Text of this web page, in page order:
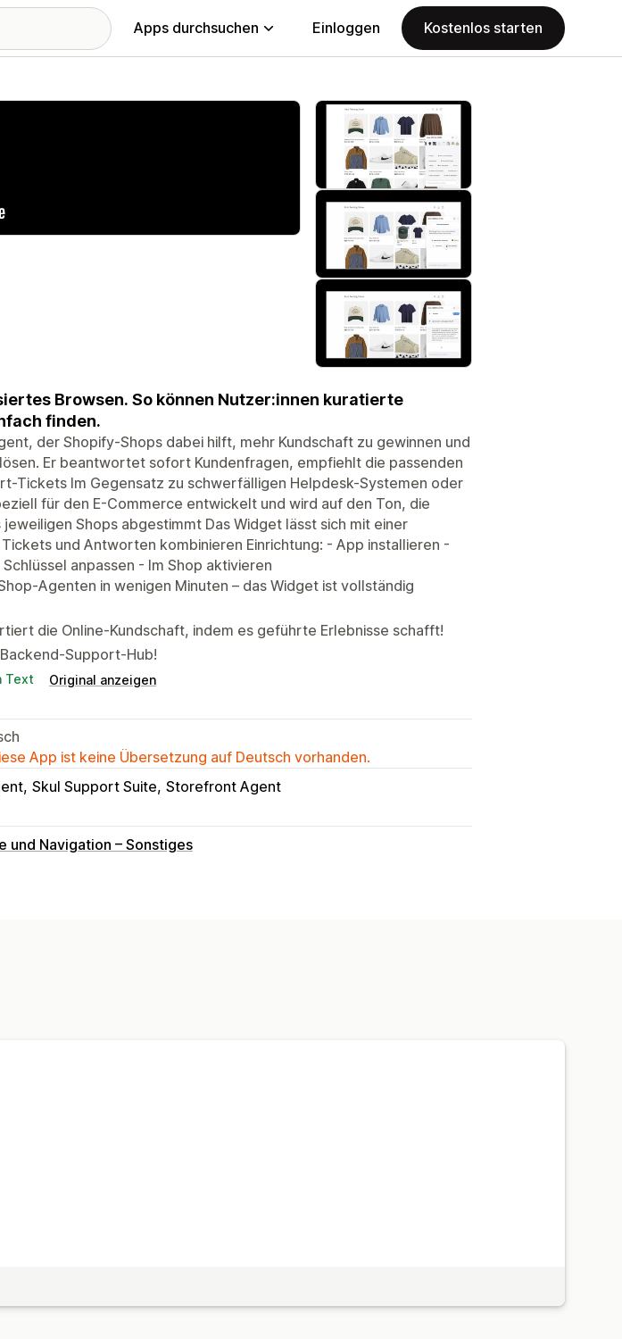
Apps durchsuchen Einloggen Kostenlos starten
Browsen. So können Nutzer:innen kuratierte
finden.
der Shopify-Shops dabei hilft, mehr Kundschaft zu gewinnen und
Er beantwortet sofort Kundenfragen, empfiehlt die passenden
Tickets Im Gegensatz zu schwerfälligen Helpdesk-Systemen oder
für den E-Commerce entwickelt und wird auf den Ton, die
Shops abgestimmt Das Widget lässt sich mit einer
und Antworten kombinieren Einrichtung: - App installieren -
anpassen - Im Shop aktivieren
Agenten in wenigen Minuten – das Widget ist vollständig
die Online-Kundschaft, indem es geführte Erlebnisse schafft!
Support-Hub!
Text Original anzeigen
App ist keine Übersetzung auf Deutsch vorhanden.
Skul Support Suite Storefront Agent
und Navigation – Sonstiges